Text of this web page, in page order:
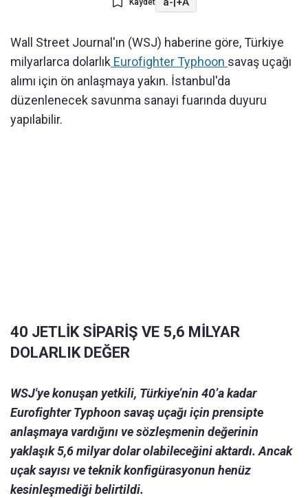
Kaydet
Wall Street Journal'ın (WSJ) haberine göre, Türkiye
milyarlarca dolarlık Eurofighter Typhoon savaş uçağı
alımı için ön anlaşmaya yakın. İstanbul'da
düzenlenecek savunma sanayi fuarında duyuru
yapılabilir.
40 JETLİK SİPARİŞ VE 5,6 MİLYAR
DOLARLIK DEĞER
WSJ'ye konuşan yetkili, Türkiye’nin 40’a kadar
Eurofighter Typhoon savaş uçağı için prensipte
anlaşmaya vardığını ve sözleşmenin değerinin
yaklaşık 5,6 milyar dolar olabileceğini aktardı. Ancak
uçak sayısı ve teknik konfigürasyonun henüz
kesinleşmediği belirtildi.